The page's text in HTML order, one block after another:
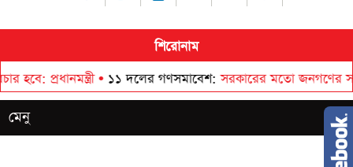
শিরোনাম
• ১১ দলের গণসমাবেশ সরকারের মতো জনগণের সঙ্গে
মেনু